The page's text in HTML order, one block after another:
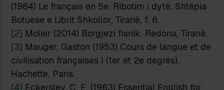
(1984) Le français en 5e. Ribotim i dytë. Shtëpia
Botuese e Librit Shkollor, Tiranë, f. 6.
[2] Molier (2014) Borgjezi fisnik. Redona, Tiranë.
[3] Mauger, Gaston (1953) Cours de langue et de
civilisation françaises I (1er et 2e degrés).
Hachette, Paris.
[4] Eckersley, C. E. (1963) Essential English for